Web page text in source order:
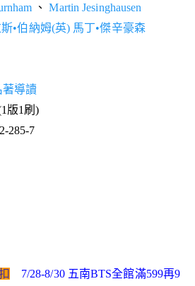
、Martin Jesinghausen
•伯納姆(英) 馬丁•傑辛豪森
導讀
版1刷)
285-7
7/28-8/30 五南BTS全館滿599再9